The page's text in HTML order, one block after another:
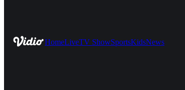
HomeLiveTV ShowSportsKidsNews